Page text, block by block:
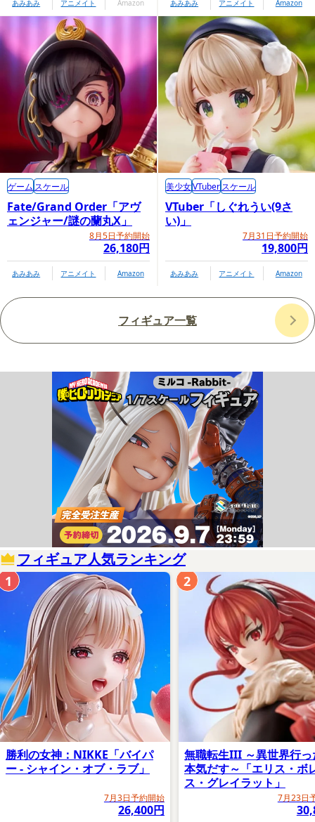
あみあみ アニメイト Amazon あみあみ アニメイト Amazon
Fate/Grand Order「アヴ
ェンジャー/謎の蘭丸X」
8月5日予約開始
26,180円
ゲーム スケール
あみあみ アニメイト Amazon
VTuber「しぐれうい(9さ
い)」
7月31日予約開始
19,800円
美少女VTuberスケール
あみあみ アニメイト Amazon
フィギュア一覧
フィギュア人気ランキング
勝利の女神：NIKKE「バイパ
ー - シャイン・オブ・ラブ」
7月3日予約開始
26,400円
1
無職転生III ～異世界行っ
本気だす～「エリス・ボ
ス・グレイラット」
7月23日
2